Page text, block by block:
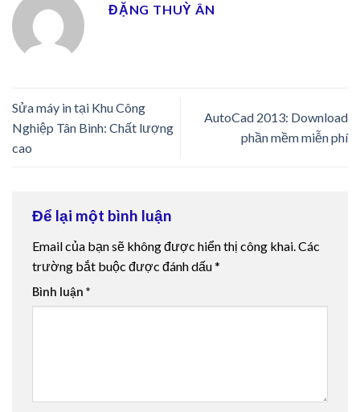
ĐẶNG THUỲ ÂN
Sửa máy in tại Khu Công
Nghiệp Tân Bình: Chất lượng
cao
AutoCad 2013: Download
phần mềm miễn phí
Để lại một bình luận
Email của bạn sẽ không được hiển thị công khai. Các
trường bắt buộc được đánh dấu*
Bình luận *